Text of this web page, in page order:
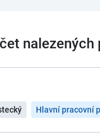
Hlavní pracovní